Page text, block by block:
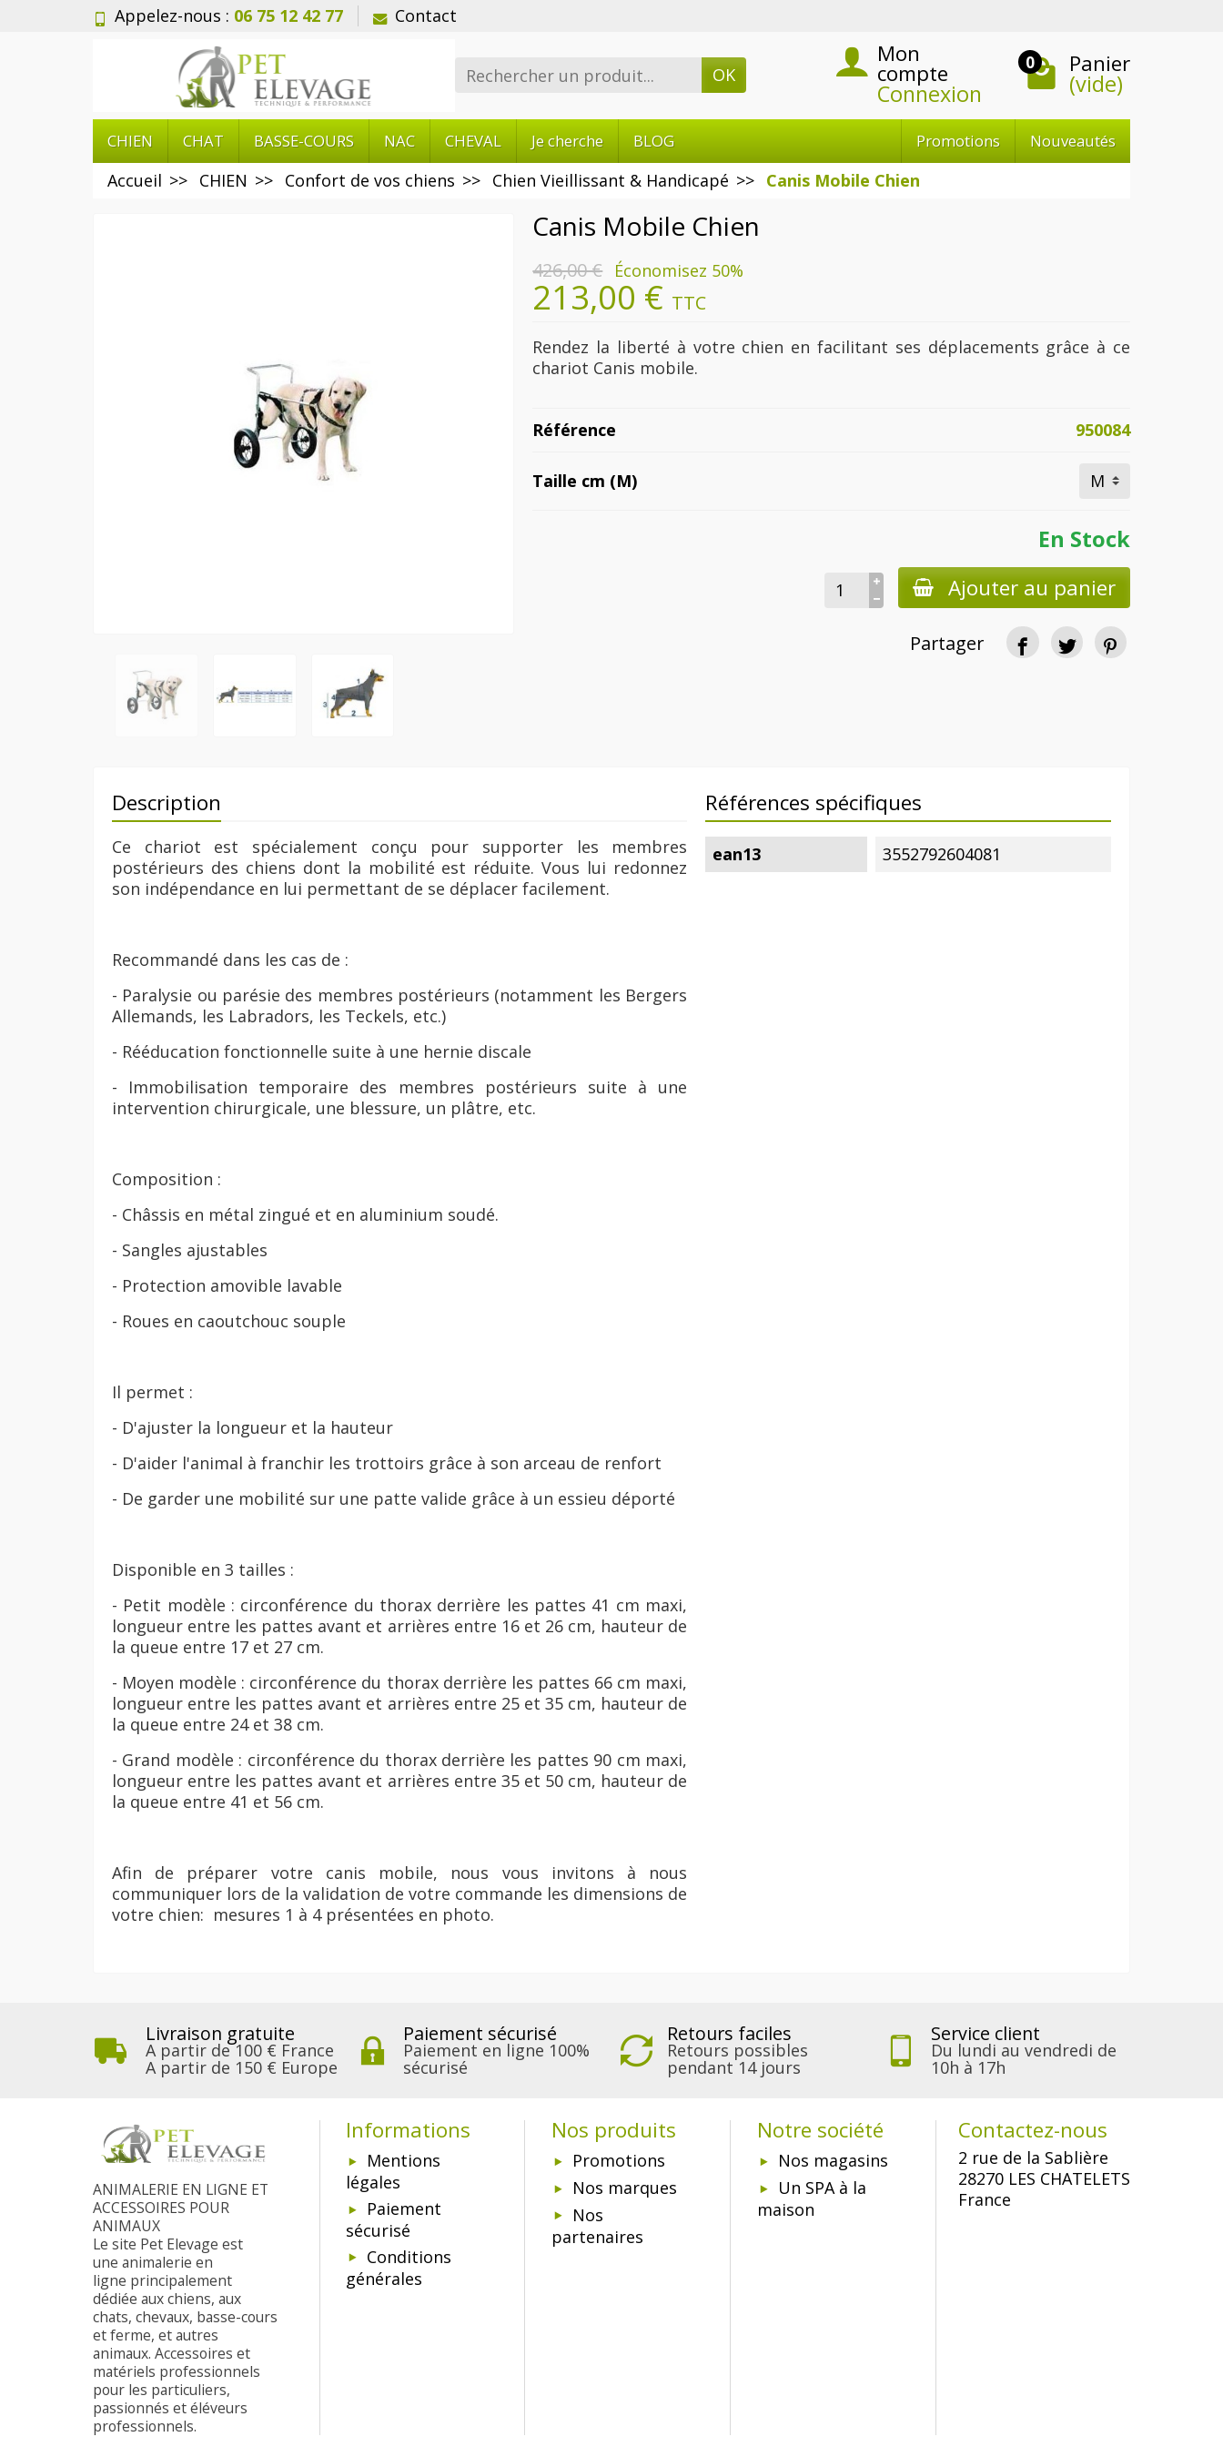
Appelez-nous : 06 75 12 42 77 Contact
OK
Mon
compte
Connexion
0 Panier
(vide)
CHIEN CHAT BASSE-COURS NAC CHEVAL Je cherche BLOG Promotions Nouveautés
Accueil CHIEN Confort de vos chiens Chien Vieillissant & Handicapé Canis Mobile Chien
Canis Mobile Chien
426,00 € Économisez 50%
213,00 € TTC
Rendez la liberté à votre chien en facilitant ses déplacements grâce à ce
chariot Canis mobile.
Référence 950084
Taille cm (M)
En Stock
Ajouter au panier
Partager
Description
Ce chariot est spécialement conçu pour supporter les membres
postérieurs des chiens dont la mobilité est réduite. Vous lui redonnez
son indépendance en lui permettant de se déplacer facilement.
Recommandé dans les cas de :
- Paralysie ou parésie des membres postérieurs (notamment les Bergers
Allemands, les Labradors, les Teckels, etc.)
- Rééducation fonctionnelle suite à une hernie discale
- Immobilisation temporaire des membres postérieurs suite à une
intervention chirurgicale, une blessure, un plâtre, etc.
Composition :
- Châssis en métal zingué et en aluminium soudé.
- Sangles ajustables
- Protection amovible lavable
- Roues en caoutchouc souple
Il permet :
- D'ajuster la longueur et la hauteur
- D'aider l'animal à franchir les trottoirs grâce à son arceau de renfort
- De garder une mobilité sur une patte valide grâce à un essieu déporté
Disponible en 3 tailles :
- Petit modèle : circonférence du thorax derrière les pattes 41 cm maxi,
longueur entre les pattes avant et arrières entre 16 et 26 cm, hauteur de
la queue entre 17 et 27 cm.
- Moyen modèle : circonférence du thorax derrière les pattes 66 cm maxi,
longueur entre les pattes avant et arrières entre 25 et 35 cm, hauteur de
la queue entre 24 et 38 cm.
- Grand modèle : circonférence du thorax derrière les pattes 90 cm maxi,
longueur entre les pattes avant et arrières entre 35 et 50 cm, hauteur de
la queue entre 41 et 56 cm.
Afin de préparer votre canis mobile, nous vous invitons à nous
communiquer lors de la validation de votre commande les dimensions de
votre chien: mesures 1 à 4 présentées en photo.
Références spécifiques
ean13 3552792604081
Livraison gratuite
A partir de 100 € France
A partir de 150 € Europe
Paiement sécurisé
Paiement en ligne 100%
sécurisé
Retours faciles
Retours possibles
pendant 14 jours
Service client
Du lundi au vendredi de
10h à 17h
ANIMALERIE EN LIGNE ET
ACCESSOIRES POUR
ANIMAUX
Le site Pet Elevage est
une animalerie en
ligne principalement
dédiée aux chiens, aux
chats, chevaux, basse-cours
et ferme, et autres
animaux. Accessoires et
matériels professionnels
pour les particuliers,
passionnés et éléveurs
professionnels.
Informations
Mentions
légales
Paiement
sécurisé
Conditions
générales
Nos produits
Promotions
Nos marques
Nos
partenaires
Notre société
Nos magasins
Un SPA à la
maison
Contactez-nous
2 rue de la Sablière
28270 LES CHATELETS
France